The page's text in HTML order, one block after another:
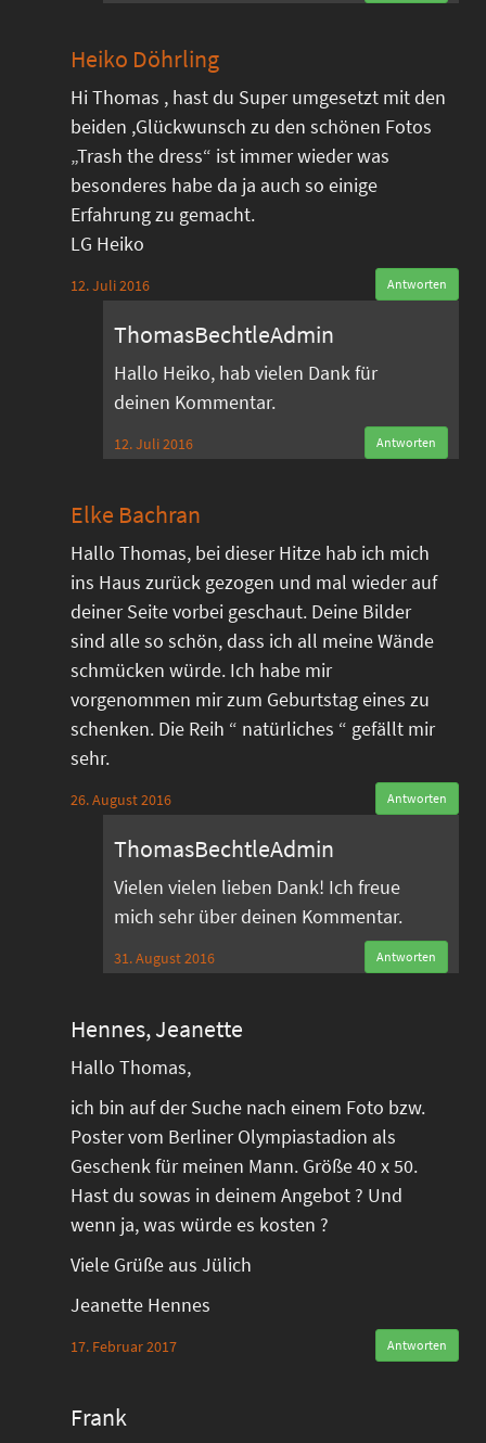
Heiko Döhrling
Hi Thomas , hast du Super umgesetzt mit den
beiden ,Glückwunsch zu den schönen Fotos
„Trash the dress“ ist immer wieder was
besonderes habe da ja auch so einige
Erfahrung zu gemacht.
LG Heiko
12. Juli 2016 Antworten
ThomasBechtleAdmin
Hallo Heiko, hab vielen Dank für
deinen Kommentar.
12. Juli 2016 Antworten
Elke Bachran
Hallo Thomas, bei dieser Hitze hab ich mich
ins Haus zurück gezogen und mal wieder auf
deiner Seite vorbei geschaut. Deine Bilder
sind alle so schön, dass ich all meine Wände
schmücken würde. Ich habe mir
vorgenommen mir zum Geburtstag eines zu
schenken. Die Reih “ natürliches “ gefällt mir
sehr.
26. August 2016 Antworten
ThomasBechtleAdmin
Vielen vielen lieben Dank! Ich freue
mich sehr über deinen Kommentar.
31. August 2016 Antworten
Hennes, Jeanette
Hallo Thomas,
ich bin auf der Suche nach einem Foto bzw.
Poster vom Berliner Olympiastadion als
Geschenk für meinen Mann. Größe 40 x 50.
Hast du sowas in deinem Angebot ? Und
wenn ja, was würde es kosten ?
Viele Grüße aus Jülich
Jeanette Hennes
17. Februar 2017 Antworten
Frank